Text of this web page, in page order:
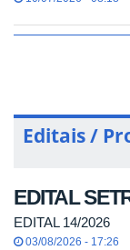
Editais /
EDITAL
EDITAL 14/2026
03/08/2026 - 17:26